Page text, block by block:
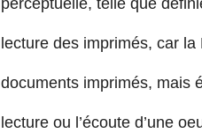
perceptuelle, telle que
lecture des imprimés, car
documents imprimés, mais
lecture ou l’écoute d’une